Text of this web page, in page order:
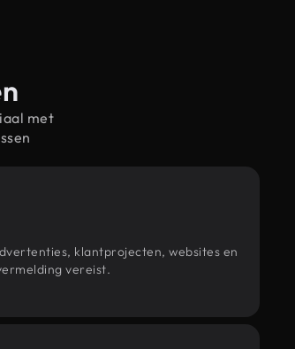
met
klantprojecten, websites en
vereist.